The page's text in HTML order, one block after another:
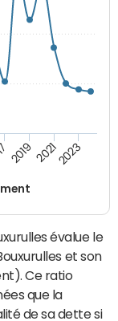
2019 20212023
évalue le
et son
Ce ratio
que la
de sa dette si